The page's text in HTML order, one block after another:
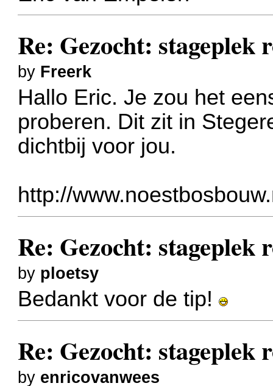
Re: Gezocht: stageplek
by Freerk
Hallo Eric. Je zou het
proberen. Dit zit in
dichtbij voor jou.
http://
Re: Gezocht: stageplek
by ploetsy
Bedankt voor de tip!
Re: Gezocht: stageplek
by enricovanwees